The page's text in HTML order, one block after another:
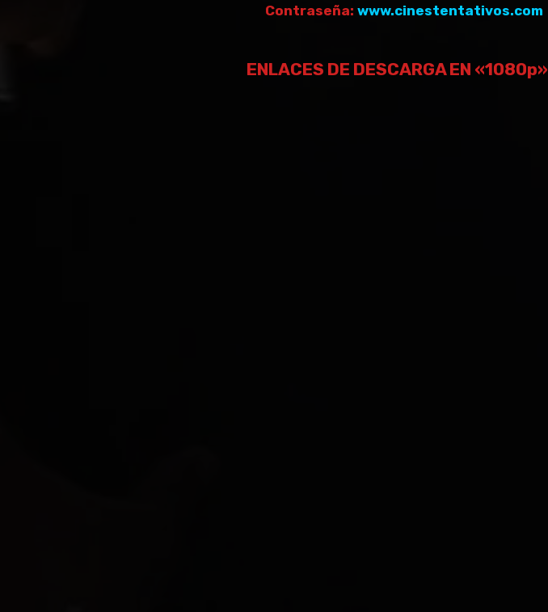
Contraseña: www.cinestentativos.com
ENLACES DE DESCARGA EN «1080p»